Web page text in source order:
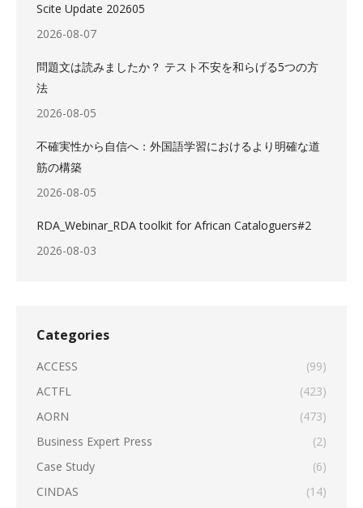
Scite Update 202605
2026-08-07
問題文は読みましたか？ テスト不安を和らげる5つの方
法
2026-08-05
不確実性から自信へ：外国語学習におけるより明確な道
筋の構築
2026-08-05
RDA_Webinar_RDA toolkit for African Cataloguers#2
2026-08-03
Categories
ACCESS
(99)
ACTFL
(423)
AORN
(473)
Business Expert Press
(2)
Case Study
(6)
CINDAS
(14)